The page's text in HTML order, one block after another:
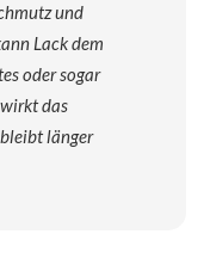
und
Lack dem
oder sogar
das
länger